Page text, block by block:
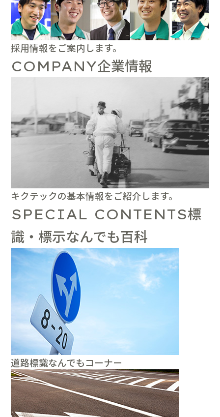
採用情報をご案内します。
COMPANY企業情報
キクテックの基本情報をご紹介します。
SPECIAL CONTENTS標
識・標示なんでも百科
道路標識なんでもコーナー